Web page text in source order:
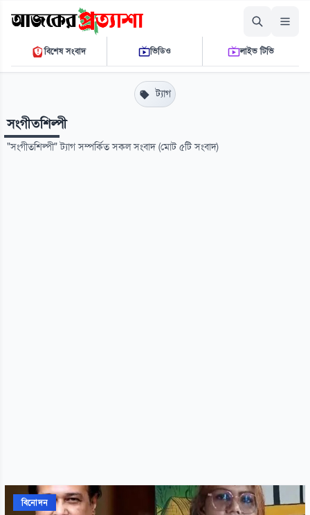
সোমবার, ১০ আগস্ট ২০২৬
০১ ০৫ ১৯ পি.এম.THE DAILY AJKER PROTTASHA
বিশেষ সংবাদ ভিডিও লাইভ টিভি
ট্যাগ
সংগীতশিল্পী
"সংগীতশিল্পী" ট্যাগ সম্পর্কিত সকল সংবাদ (মোট ৫টি সংবাদ)
বিনোদন